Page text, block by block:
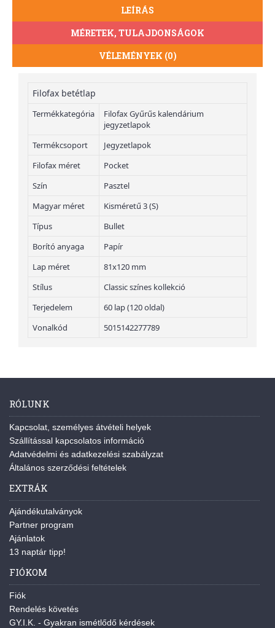
LEÍRÁS
MÉRETEK, TULAJDONSÁGOK
VÉLEMÉNYEK (0)
Filofax betétlap
Termékkategória
Filofax Gyűrűs kalendárium
jegyzetlapok
Termékcsoport
Jegyzetlapok
Filofax méret
Pocket
Szín
Pasztel
Magyar méret
Kisméretű 3 (S)
Típus
Bullet
Borító anyaga
Papír
Lap méret
81x120 mm
Stílus
Classic színes kollekció
Terjedelem
60 lap (120 oldal)
Vonalkód
5015142277789
RÓLUNK
Kapcsolat, személyes átvételi helyek
Szállítással kapcsolatos információ
Adatvédelmi és adatkezelési szabályzat
Általános szerződési feltételek
EXTRÁK
Ajándékutalványok
Partner program
Ajánlatok
13 naptár tipp!
FIÓKOM
Fiók
Rendelés követés
GY.I.K. - Gyakran ismétlődő kérdések